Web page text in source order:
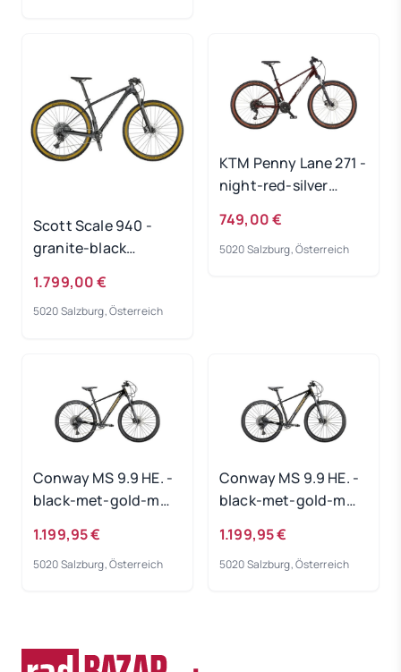
Scott Scale 940 -
granite-black
1.799,00 €
5020 Salzburg, Österreich
KTM Penny Lane 271 -
night-red-silver
749,00 €
5020 Salzburg, Österreich
Conway MS 9.9 HE. -
black-met-gold-m
1.199,95 €
5020 Salzburg, Österreich
Conway MS 9.9 HE. -
black-met-gold-m
1.199,95 €
5020 Salzburg, Österreich